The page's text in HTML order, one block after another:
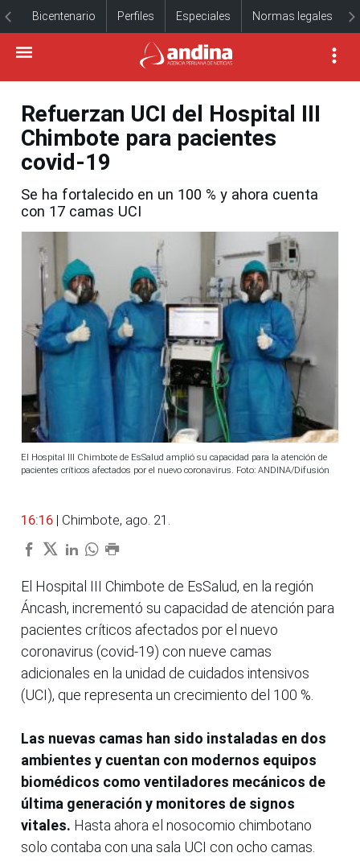
Bicentenario Perfiles Especiales Normas legales
Refuerzan UCI del Hospital III
Chimbote para pacientes
covid-19
Se ha fortalecido en un 100 % y ahora cuenta
con 17 camas UCI
El Hospital III Chimbote de EsSalud amplió su capacidad para la atención de
pacientes críticos afectados por el nuevo coronavirus. Foto: ANDINA/Difusión
16:16 | Chimbote, ago. 21.
El Hospital III Chimbote de EsSalud, en la región
Áncash, incrementó su capacidad de atención para
pacientes críticos afectados por el nuevo
coronavirus (covid-19) con nueve camas
adicionales en la unidad de cuidados intensivos
(UCI), que representa un crecimiento del 100 %.
Las nuevas camas han sido instaladas en dos
ambientes y cuentan con modernos equipos
biomédicos como ventiladores mecánicos de
última generación y monitores de signos
vitales. Hasta ahora el nosocomio chimbotano
solo contaba con una sala UCI con ocho camas.